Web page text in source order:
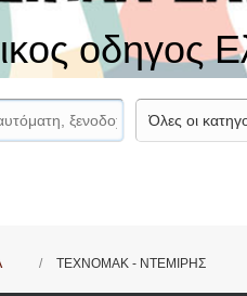
οδηγος
TEXNOMAK - ΝΤΕΜΙΡΗΣ